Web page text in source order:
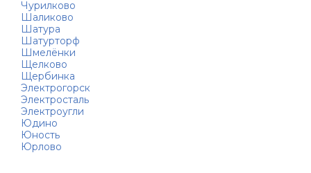
Чурилково
Шаликово
Шатура
Шатурторф
Шмелёнки
Щелково
Щербинка
Электрогорск
Электросталь
Электроугли
Юдино
Юность
Юрлово